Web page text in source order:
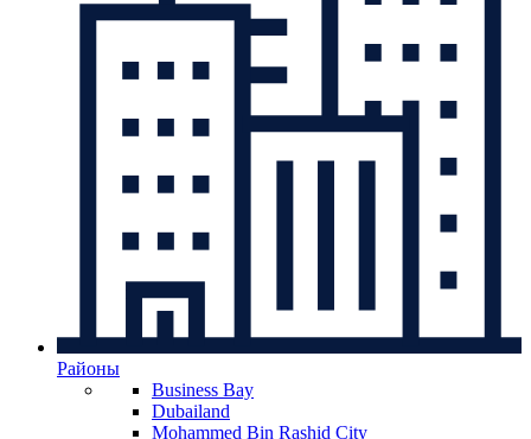
Районы
Business Bay
Dubailand
Mohammed Bin Rashid City